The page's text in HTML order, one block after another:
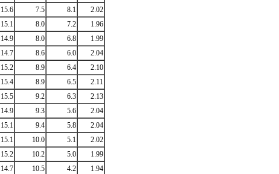
15.6 7.5 8.1
2.02
15.1 8.0 7.2
1.96
14.9 8.0 6.8
1.99
14.7 8.6 6.0
2.04
15.2 8.9 6.4
2.10
15.4 8.9 6.5
2.11
15.5 9.2 6.3
2.13
14.9 9.3 5.6
2.04
15.1 9.4 5.8
2.04
15.1 10.0 5.1
2.02
15.2 10.2 5.0
1.99
14.7 10.5 4.2
1.94